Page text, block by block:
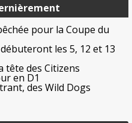
pour la Coupe du
les 5, 12 et 13
tête des Citizens
en D1
des Wild Dogs